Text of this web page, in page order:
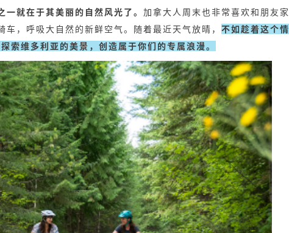
一就在于其美丽的自然风光了。加拿大人周末也非常喜欢和朋友家
车，呼吸大自然的新鲜空气。随着最近天气放晴，不如趁着这个情
索维多利亚的美景 ，创造属于你们的专属浪漫。